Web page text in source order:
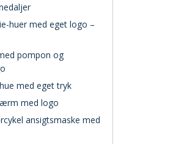
huer med eget logo –
pompon og
med eget tryk
med logo
ansigtsmaske med